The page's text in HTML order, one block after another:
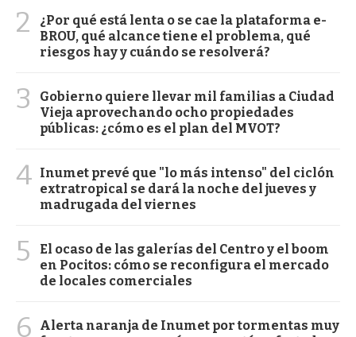
2
¿Por qué está lenta o se cae la plataforma e-
BROU, qué alcance tiene el problema, qué
riesgos hay y cuándo se resolverá?
3
Gobierno quiere llevar mil familias a Ciudad
Vieja aprovechando ocho propiedades
públicas: ¿cómo es el plan del MVOT?
4 Inumet prevé que "lo más intenso" del ciclón
extratropical se dará la noche del jueves y
madrugada del viernes
5
El ocaso de las galerías del Centro y el boom
en Pocitos: cómo se reconfigura el mercado
de locales comerciales
6
Alerta naranja de Inumet por tormentas muy